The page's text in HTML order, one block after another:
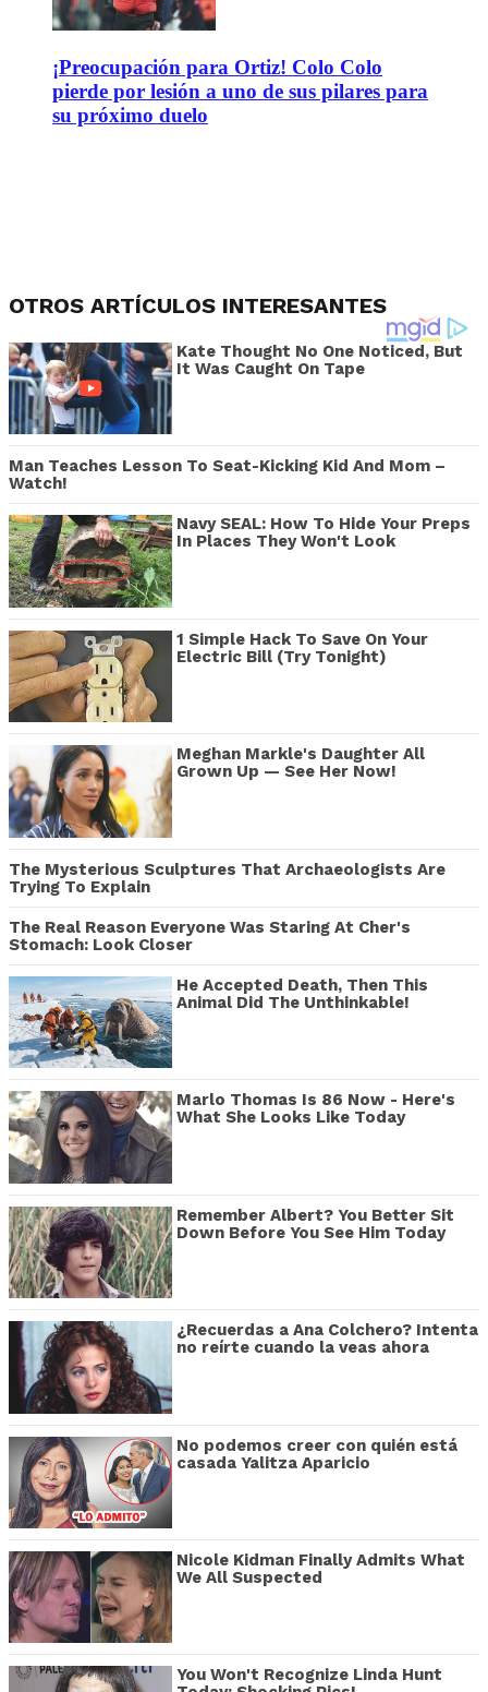
¡Preocupación para Ortiz! Colo Colo
pierde por lesión a uno de sus pilares para
su próximo duelo
OTROS ARTÍCULOS INTERESANTES
Kate Thought No One Noticed, But
It Was Caught On Tape
Man Teaches Lesson To Seat-Kicking Kid And Mom –
Watch!
Navy SEAL: How To Hide Your Preps
In Places They Won't Look
1 Simple Hack To Save On Your
Electric Bill (Try Tonight)
Meghan Markle's Daughter All
Grown Up — See Her Now!
The Mysterious Sculptures That Archaeologists Are
Trying To Explain
The Real Reason Everyone Was Staring At Cher's
Stomach: Look Closer
He Accepted Death, Then This
Animal Did The Unthinkable!
Marlo Thomas Is 86 Now - Here's
What She Looks Like Today
Remember Albert? You Better Sit
Down Before You See Him Today
¿Recuerdas a Ana Colchero? Intenta
no reírte cuando la veas ahora
No podemos creer con quién está
casada Yalitza Aparicio
Nicole Kidman Finally Admits What
We All Suspected
You Won't Recognize Linda Hunt